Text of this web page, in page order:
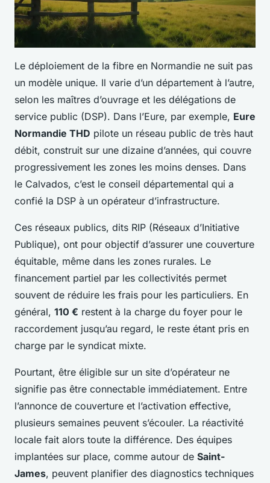
Le déploiement de la fibre en Normandie ne suit pas
un modèle unique. Il varie d’un département à l’autre,
selon les maîtres d’ouvrage et les délégations de
service public (DSP). Dans l’Eure, par exemple, Eure
Normandie THD pilote un réseau public de très haut
débit, construit sur une dizaine d’années, qui couvre
progressivement les zones les moins denses. Dans
le Calvados, c’est le conseil départemental qui a
confié la DSP à un opérateur d’infrastructure.
Ces réseaux publics, dits RIP (Réseaux d’Initiative
Publique), ont pour objectif d’assurer une couverture
équitable, même dans les zones rurales. Le
financement partiel par les collectivités permet
souvent de réduire les frais pour les particuliers. En
général, 110 € restent à la charge du foyer pour le
raccordement jusqu’au regard, le reste étant pris en
charge par le syndicat mixte.
Pourtant, être éligible sur un site d’opérateur ne
signifie pas être connectable immédiatement. Entre
l’annonce de couverture et l’activation effective,
plusieurs semaines peuvent s’écouler. La réactivité
locale fait alors toute la différence. Des équipes
implantées sur place, comme autour de Saint-
James, peuvent planifier des diagnostics techniques